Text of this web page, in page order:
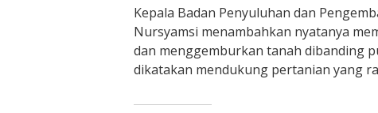
Kepala Badan Penyuluhan dan
Nursyamsi menambahkan nyatanya
dan menggemburkan tanah dibanding
dikatakan mendukung pertanian yang